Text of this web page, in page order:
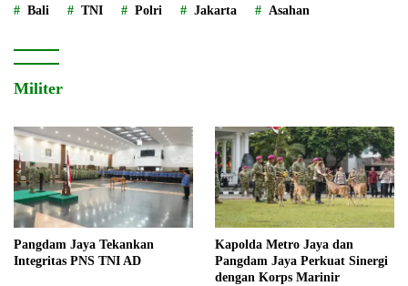
Bali TNI Polri Jakarta Asahan
Militer
Pangdam Jaya Tekankan
Integritas PNS TNI AD
Kapolda Metro Jaya dan
Pangdam Jaya Perkuat Sinergi
dengan Korps Marinir